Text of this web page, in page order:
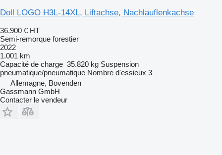
Doll LOGO H3L-14XL, Liftachse, Nachlauflenkachse
36.900 € HT
Semi-remorque forestier
2022
1.001 km
Capacité de charge 35.820 kg Suspension
pneumatique/pneumatique Nombre d'essieux 3
Allemagne, Bovenden
Gassmann GmbH
Contacter le vendeur